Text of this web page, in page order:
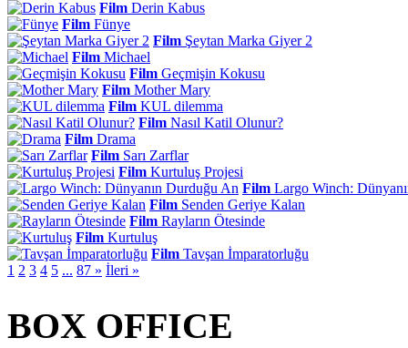
Film Derin Kabus
Film Fünye
Film Şeytan Marka Giyer 2
Film Michael
Film Geçmişin Kokusu
Film Mother Mary
Film KUL dilemma
Film Nasıl Katil Olunur?
Film Drama
Film Sarı Zarflar
Film Kurtuluş Projesi
Film Largo Winch:
Film Senden Geriye Kalan
Film Rayların Ötesinde
Film Kurtuluş
Film Tavşan İmparatorluğu
1 2 3 4 5 ... 87 » İleri »
BOX OFFICE